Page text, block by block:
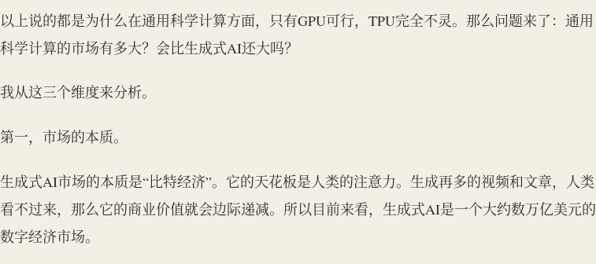
以上说的都是为什么在通用科学计算方面，只有GPU可行，TPU完全不灵。那么问题来了：通用
科学计算的市场有多大？会比生成式AI还大吗？
我从这三个维度来分析。
第一，市场的本质。
生成式AI市场的本质是“比特经济”。它的天花板是人类的注意力。生成再多的视频和文章，人类
看不过来，那么它的商业价值就会边际递减。所以目前来看，生成式AI是一个大约数万亿美元的
数字经济市场。